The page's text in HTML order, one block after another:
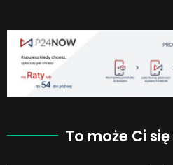
To może Ci